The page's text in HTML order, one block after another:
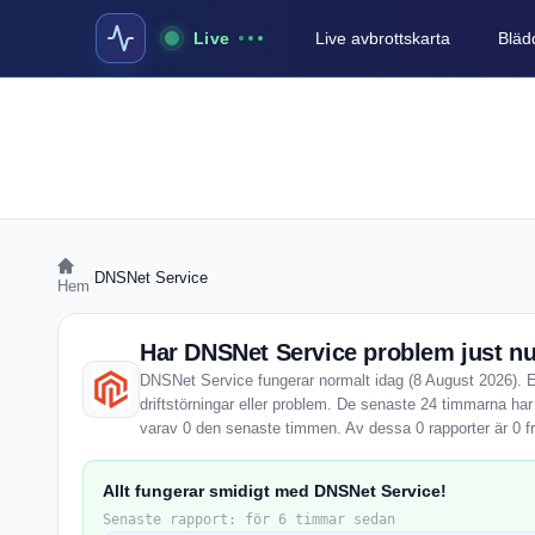
Live Live avbrottskarta
Hem DNSNet Service
Har DNSNet Service problem just
DNSNet Service fungerar normalt idag (8 August 2026).
driftstörningar eller problem. De senaste 24 timmarna
varav 0 den senaste timmen. Av dessa 0 rapporter är 0
Allt fungerar smidigt med DNSNet Service!
Senaste rapport: för 6 timmar sedan